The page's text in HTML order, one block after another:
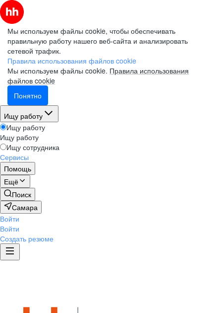
Мы используем файлы cookie, чтобы обеспечивать
правильную работу нашего веб-сайта и анализировать
сетевой трафик.
Правила использования файлов cookie
Мы используем файлы cookie. Правила использования
файлов cookie
Понятно
Ищу работу
Ищу работу
Ищу работу
Ищу сотрудника
Сервисы
Помощь
Ещё
Поиск
Самара
Войти
Войти
Создать резюме